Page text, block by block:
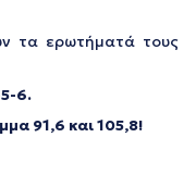
τα ερωτήματά τους
6.
91,6 και 105,8!